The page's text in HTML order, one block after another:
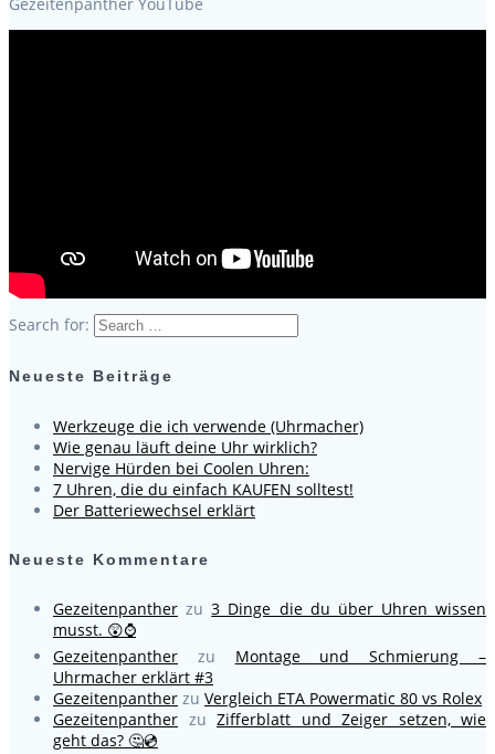
Search for:
Neueste Beiträge
Werkzeuge die ich verwende (Uhrmacher)
Wie genau läuft deine Uhr wirklich?
Nervige Hürden bei Coolen Uhren:
7 Uhren, die du einfach KAUFEN solltest!
Der Batteriewechsel erklärt
Neueste Kommentare
Gezeitenpanther zu3 Dinge die du über Uhren wissen
musst. 😲⌚
Gezeitenpanther zu Montage und Schmierung –
Uhrmacher erklärt #3
Gezeitenpanther zu Vergleich ETA Powermatic 80 vs Rolex
Gezeitenpanther zu Zifferblatt und Zeiger setzen, wie
geht das? 🤔💿